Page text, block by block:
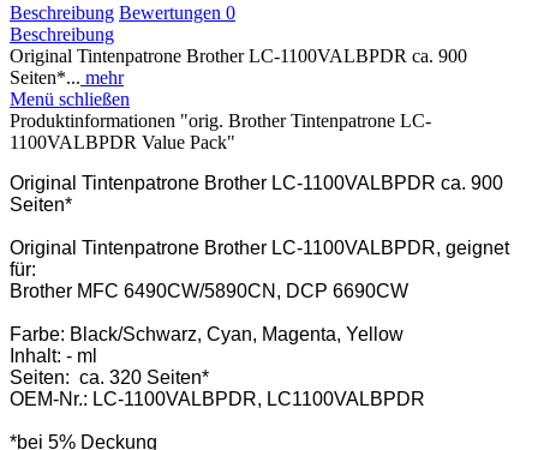
Beschreibung Bewertungen 0
Beschreibung
Original Tintenpatrone Brother LC-1100VALBPDR ca. 900
Seiten*... mehr
Menü schließen
Produktinformationen "orig. Brother Tintenpatrone LC-
1100VALBPDR Value Pack"
Original Tintenpatrone Brother LC-1100VALBPDR ca. 900
Seiten*
Original Tintenpatrone Brother LC-1100VALBPDR, geignet
für:
Brother MFC 6490CW/5890CN, DCP 6690CW
Farbe: Black/Schwarz, Cyan, Magenta, Yellow
Inhalt: - ml
Seiten: ca. 320 Seiten*
OEM-Nr.: LC-1100VALBPDR, LC1100VALBPDR
*bei 5% Deckung